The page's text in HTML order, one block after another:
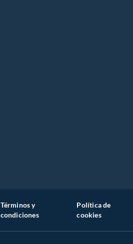
Términos y
condiciones
Política de
cookies